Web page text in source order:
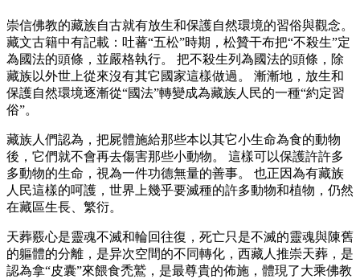
崇信佛教的藏族自古就有放生和保護自然環境的習俗與觀念。
藏文古籍中有記載：吐蕃“五松”時期，松贊干布把“不殺生”定
為國法的頭條，並嚴格執行。 把不殺生列為國法的頭條，除
藏族以外世上從來沒有其它國家這樣做過。 漸漸地，放生和
保護自然環境逐漸從“國法”轉變成為藏族人民的一種“約定習
俗”。
藏族人們認為，把屍體施給那些本以其它小生命為食的動物
後，它們就不會再去傷害那些小動物。 這樣可以保護許許多
多動物的生命，視為一件功德無量的善事。 也正因為有藏族
人民這樣的呵護，世界上幾乎要滅種的許多動物和植物，仍然
在藏區生長、繁衍。
天葬覈心是靈魂不滅和輪回往復，死亡只是不滅的靈魂與陳舊
的軀體的分離，是异次空間的不同轉化，西藏人推崇天葬，是
認為拿“皮囊”來餵食禿鷲，是最尊貴的佈施，體現了大乘佛教